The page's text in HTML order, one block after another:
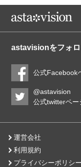
astavisionをフォ
公式Facebook
@astavision
公式twitterペー
運営会社
利用規約
プライバシーポリシー